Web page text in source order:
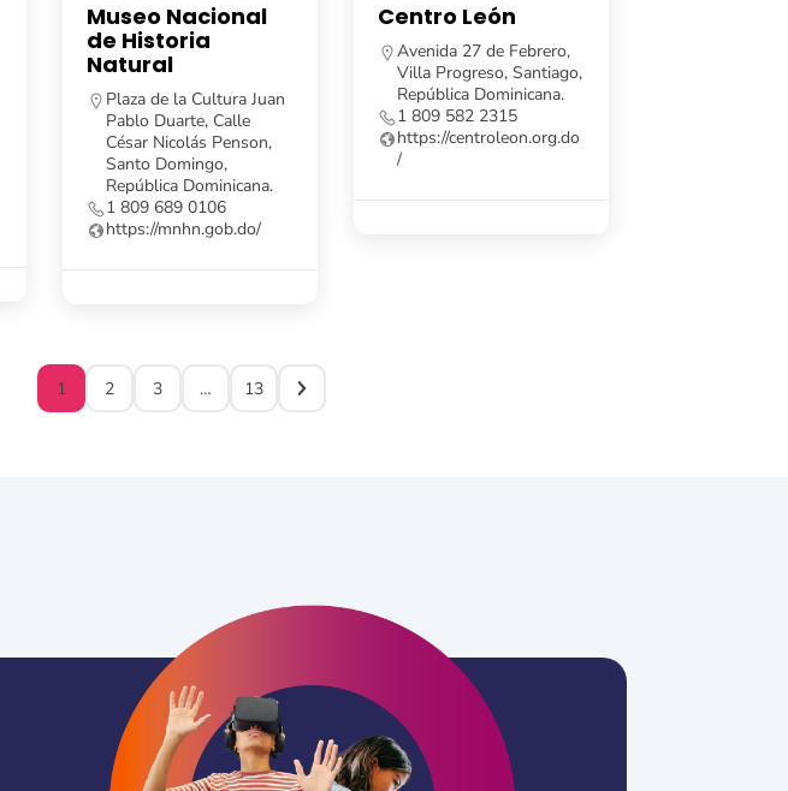
Museo Nacional
de Historia
Natural
Plaza de la Cultura Juan
Pablo Duarte, Calle
César Nicolás Penson,
Santo Domingo,
República Dominicana.
1 809 689 0106
https://mnhn.gob.do/
Centro León
Avenida 27 de Febrero,
Villa Progreso, Santiago,
República Dominicana.
1 809 582 2315
https://centroleon.org.do
/
1 2 3 … 13